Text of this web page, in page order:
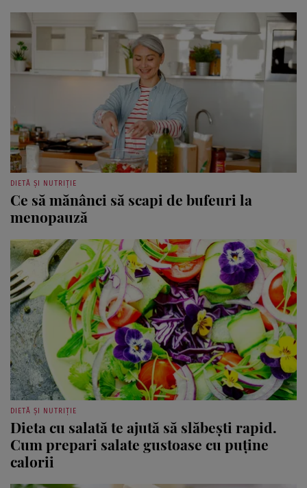
DIETĂ ȘI NUTRIȚIE
Ce să mănânci să scapi de bufeuri la
menopauză
DIETĂ ȘI NUTRIȚIE
Dieta cu salată te ajută să slăbeşti rapid.
Cum prepari salate gustoase cu puține
calorii